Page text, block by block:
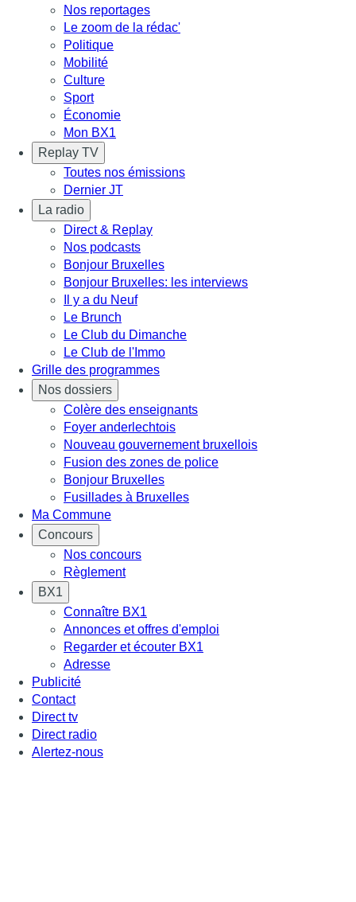
Nos reportages
Le zoom de la rédac'
Politique
Mobilité
Culture
Sport
Économie
Mon BX1
Replay TV
Toutes nos émissions
Dernier JT
La radio
Direct & Replay
Nos podcasts
Bonjour Bruxelles
Bonjour Bruxelles: les interviews
Il y a du Neuf
Le Brunch
Le Club du Dimanche
Le Club de l'Immo
Grille des programmes
Nos dossiers
Colère des enseignants
Foyer anderlechtois
Nouveau gouvernement bruxellois
Fusion des zones de police
Bonjour Bruxelles
Fusillades à Bruxelles
Ma Commune
Concours
Nos concours
Règlement
BX1
Connaître BX1
Annonces et offres d'emploi
Regarder et écouter BX1
Adresse
Publicité
Contact
Direct tv
Direct radio
Alertez-nous